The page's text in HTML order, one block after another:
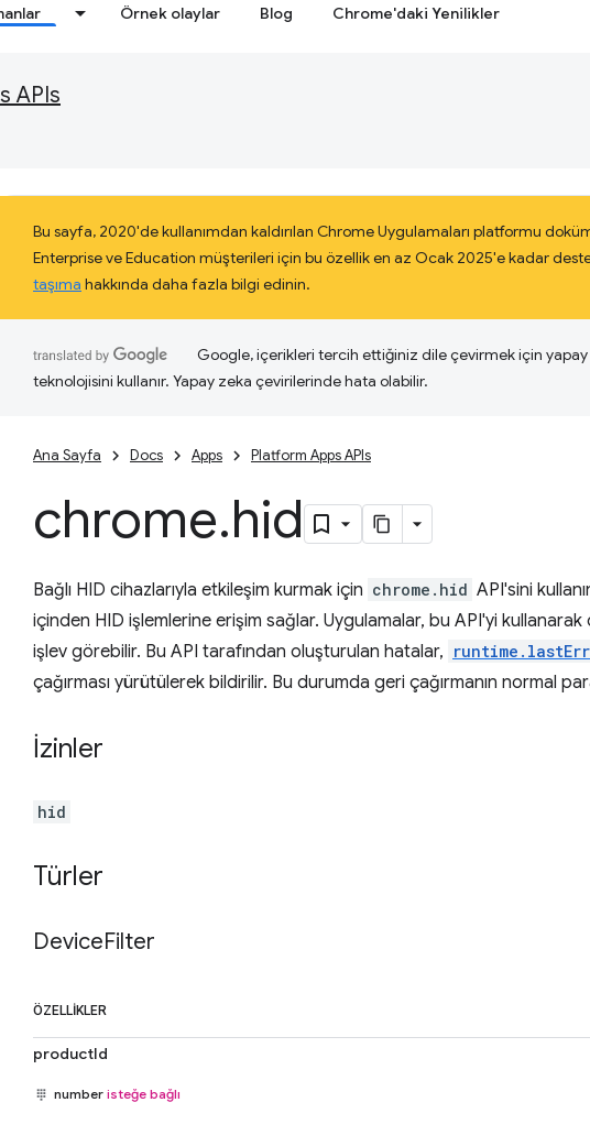
Örnek olaylar Blog Chrome'daki Yenilikler
APIs
Bu sayfa, 2020'de kullanımdan kaldırılan Chrome Uygulamaları platformu
Enterprise ve Education müşterileri için bu özellik en az Ocak 2025'e kadar
taşıma hakkında daha fazla bilgi edinin.
Google, içerikleri tercih ettiğiniz dile çevirmek için
teknolojisini kullanır. Yapay zeka çevirilerinde hata olabilir.
Ana Sayfa Docs Apps Platform Apps APIs
chrome.hid
Bağlı HID cihazlarıyla etkileşim kurmak için chrome.hid API'sini
içinden HID işlemlerine erişim sağlar. Uygulamalar, bu API'yi
işlev görebilir. Bu API tarafından oluşturulan hatalar,
çağırması yürütülerek bildirilir. Bu durumda geri çağırmanın normal
İzinler
hid
Türler
DeviceFilter
ÖZELLIKLER
productId
number isteğe bağlı